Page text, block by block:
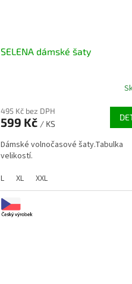
SELENA dámské šaty
495 Kč bez DPH
599 Kč / KS
Dámské volnočasové šaty.Tabulka
velikostí.
L
XL XXL